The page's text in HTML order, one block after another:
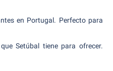
en Portugal. Perfecto para
Setúbal tiene para ofrecer.